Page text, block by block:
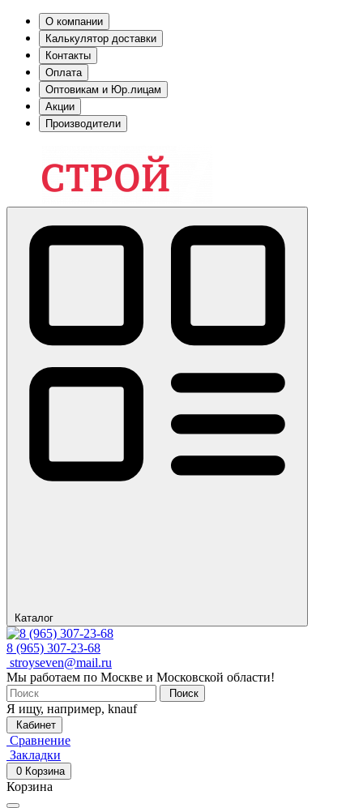
О компании
Калькулятор доставки
Контакты
Оплата
Оптовикам и Юр.лицам
Акции
Производители
Каталог
8 (965) 307-23-68
stroyseven@mail.ru
Мы работаем по Москве и Московской области!
Поиск
Я ищу, например, knauf
Кабинет
Сравнение
Закладки
0 Корзина
Корзина